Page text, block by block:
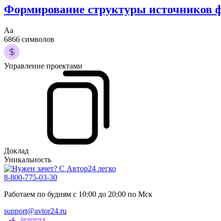
Формирование структуры источников
Аа
6866 символов
Управление проектами
Доклад
Уникальность
8-800-775-03-30
Работаем по будням с 10:00 до 20:00 по Мск
support@avtor24.ru